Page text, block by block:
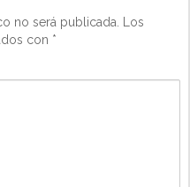
no será publicada. Los
con *